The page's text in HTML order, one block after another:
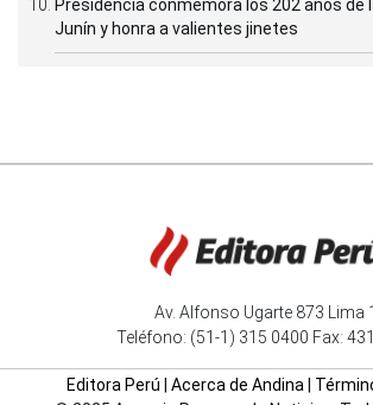
Presidencia conmemora los 202 años de
Junín y honra a valientes jinetes
Av. Alfonso Ugarte 873 Lima 1
Teléfono: (51-1) 315 0400 Fax:
Editora Perú Acerca de Andina